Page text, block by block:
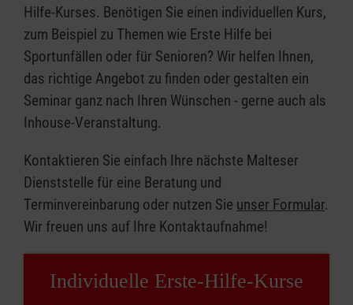
Hilfe-Kurses. Benötigen Sie einen individuellen Kurs,
zum Beispiel zu Themen wie Erste Hilfe bei
Sportunfällen oder für Senioren? Wir helfen Ihnen,
das richtige Angebot zu finden oder gestalten ein
Seminar ganz nach Ihren Wünschen - gerne auch als
Inhouse-Veranstaltung.
Kontaktieren Sie einfach Ihre nächste Malteser
Dienststelle für eine Beratung und
Terminvereinbarung oder nutzen Sie unser Formular.
Wir freuen uns auf Ihre Kontaktaufnahme!
Individuelle Erste-Hilfe-Kurse